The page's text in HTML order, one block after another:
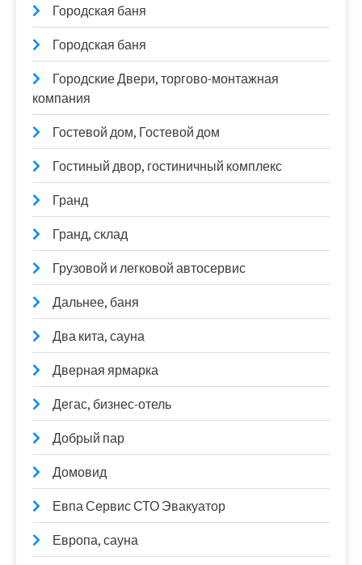
Городская баня
Городская баня
Городские Двери, торгово-монтажная
компания
Гостевой дом, Гостевой дом
Гостиный двор, гостиничный комплекс
Гранд
Гранд, склад
Грузовой и легковой автосервис
Дальнее, баня
Два кита, сауна
Дверная ярмарка
Дегас, бизнес-отель
Добрый пар
Домовид
Евпа Сервис СТО Эвакуатор
Европа, сауна